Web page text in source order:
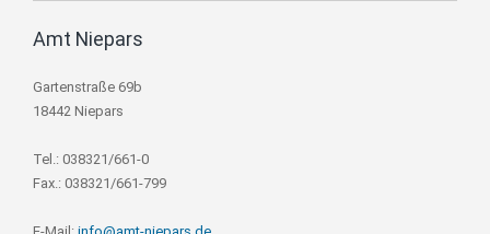
Amt Niepars
Gartenstraße 69b
18442 Niepars
Tel.: 038321/661-0
Fax.: 038321/661-799